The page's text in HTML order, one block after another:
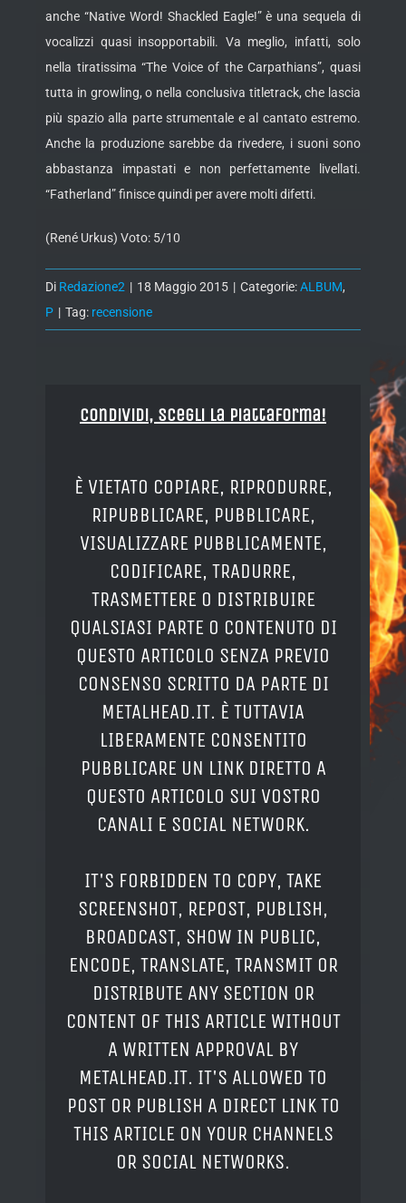
anche “Native Word! Shackled Eagle!” è una sequela di
vocalizzi quasi insopportabili. Va meglio, infatti, solo
nella tiratissima “The Voice of the Carpathians”, quasi
tutta in growling, o nella conclusiva titletrack, che lascia
più spazio alla parte strumentale e al cantato estremo.
Anche la produzione sarebbe da rivedere, i suoni sono
abbastanza impastati e non perfettamente livellati.
“Fatherland” finisce quindi per avere molti difetti.
(René Urkus) Voto: 5/10
Di Redazione2 | 18 Maggio 2015 | Categorie:ALBUM,
P | Tag: recensione
Condividi, Scegli la piattaforma!
È VIETATO COPIARE, RIPRODURRE,
RIPUBBLICARE, PUBBLICARE,
VISUALIZZARE PUBBLICAMENTE,
CODIFICARE, TRADURRE,
TRASMETTERE O DISTRIBUIRE
QUALSIASI PARTE O CONTENUTO DI
QUESTO ARTICOLO SENZA PREVIO
CONSENSO SCRITTO DA PARTE DI
METALHEAD.IT. È TUTTAVIA
LIBERAMENTE CONSENTITO
PUBBLICARE UN LINK DIRETTO A
QUESTO ARTICOLO SUI VOSTRO
CANALI E SOCIAL NETWORK.
IT'S FORBIDDEN TO COPY, TAKE
SCREENSHOT, REPOST, PUBLISH,
BROADCAST, SHOW IN PUBLIC,
ENCODE, TRANSLATE, TRANSMIT OR
DISTRIBUTE ANY SECTION OR
CONTENT OF THIS ARTICLE WITHOUT
A WRITTEN APPROVAL BY
METALHEAD.IT. IT'S ALLOWED TO
POST OR PUBLISH A DIRECT LINK TO
THIS ARTICLE ON YOUR CHANNELS
OR SOCIAL NETWORKS.